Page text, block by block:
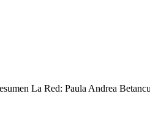
La Red: Paula Andrea